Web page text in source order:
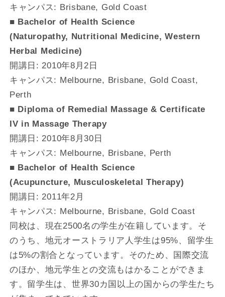
キャンパス: Brisbane, Gold Coast
■ Bachelor of Health Science
(Naturopathy, Nutritional Medicine, Western
Herbal Medicine)
開講日: 2010年8月2日
キャンパス: Melbourne, Brisbane, Gold Coast,
Perth
■ Diploma of Remedial Massage & Certificate
IV in Massage Therapy
開講日: 2010年8月30日
キャンパス: Melbourne, Brisbane, Perth
■ Bachelor of Health Science
(Acupuncture, Musculoskeletal Therapy)
開講日: 2011年2月
キャンパス: Melbourne, Brisbane, Gold Coast
同校は、現在2500名の学生が在籍しています。そ
のうち、地元オーストラリア人学生は95%、留学生
は5%の割合となっています。そのため、国際交流
のほか、地元学生との交流もはかることができま
す。留学生は、世界30カ国以上の国からの学生たち